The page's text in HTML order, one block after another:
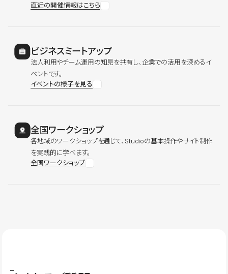
直近の開催情報はこちら
ビジネスミートアップ
法人利用やチーム運用の知見を共有し、企業での活用を深めるイ
ベントです。
イベントの様子を見る
全国ワークショップ
各地域のワークショップを通じて、Studioの基本操作やサイト制作
を実践的に学べます。
全国ワークショップ